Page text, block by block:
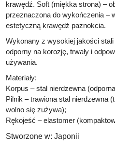
krawędź. Soft (miękka strona) –
przeznaczona do wykończenia –
estetyczną krawędź paznokcia.
Wykonany z wysokiej jakości
odporny na korozję, trwały i
używania.
Materiały:
Korpus – stal nierdzewna
Pilnik – trawiona stal nierdzewna
wolno się zużywa);
Rękojeść – elastomer
Stworzone w: Japonii